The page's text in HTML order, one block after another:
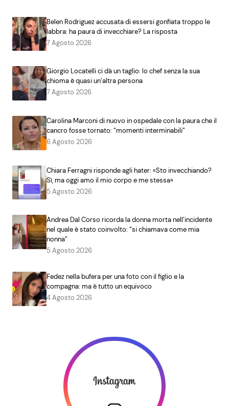
Belen Rodriguez accusata di essersi gonfiata troppo le
labbra: ha paura di invecchiare? La risposta
7 Agosto 2026
Giorgio Locatelli ci dà un taglio: lo chef senza la sua
chioma è quasi un’altra persona
7 Agosto 2026
Carolina Marconi di nuovo in ospedale con la paura che il
cancro fosse tornato: “momenti interminabili”
6 Agosto 2026
Chiara Ferragni risponde agli hater: «Sto invecchiando?
Sì, ma oggi amo il mio corpo e me stessa»
5 Agosto 2026
Andrea Dal Corso ricorda la donna morta nell’incidente
nel quale è stato coinvolto: “si chiamava come mia
nonna”
5 Agosto 2026
Fedez nella bufera per una foto con il figlio e la
compagna: ma è tutto un equivoco
4 Agosto 2026